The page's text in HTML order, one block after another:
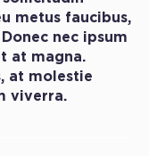
metus faucibus,
nec ipsum
at magna.
at molestie
viverra.